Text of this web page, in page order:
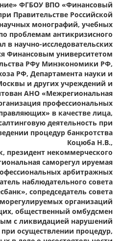
ФГБОУ ВПО «Финансовый
Правительстве Российской
монографий, учебных
проблемам антикризисного
в научно-исследовательских
Финансовым университетом
РФу Минэкономики РФ,
РФ, Департамента науки и
и других учреждений и
АНО «Межрегиональная
профессиональных
в качестве лица,
деятельность при
процедур банкротства
Коцюба Н.В.,
президент некоммерческого
саморегул ируемая
арбитражных
наблюдательного совета
сопредседатель совета
организаций
общественный омбудсмен
с ликвидацией нарушений
осуществлении процедур,